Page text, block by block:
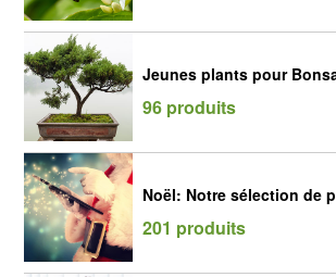
Jeunes plants pour
96 produits
Noël: Notre sélection de
201 produits